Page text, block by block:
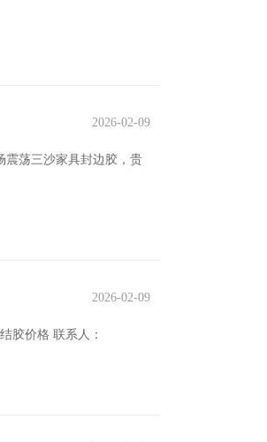
2026-02-09
震荡三沙家具封边胶，贵
2026-02-09
胶价格 联系人：